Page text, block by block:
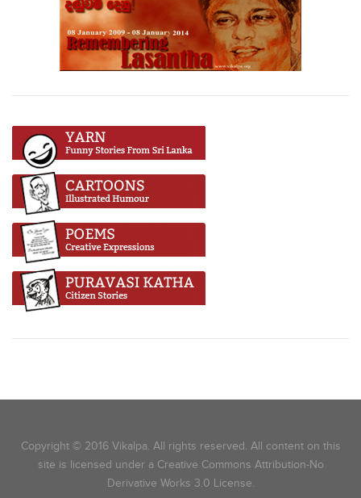
Copyright © 2016 Vikalpa. All rights reserved. All content on this
site is licensed under a Creative Commons Attribution-No
Derivative Works 3.0 License.